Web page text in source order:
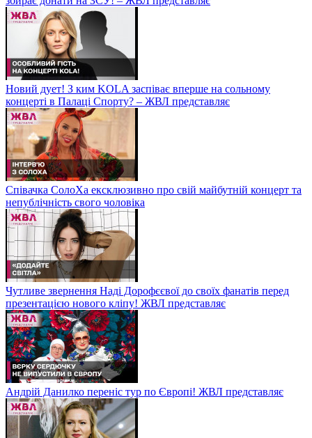
Новий дует! З ким KOLA заспіває вперше на сольному
концерті в Палаці Спорту? – ЖВЛ представляє
Співачка СолоХа ексклюзивно про свій майбутній концерт та
непублічність свого чоловіка
Чутливе звернення Наді Дорофєєвої до своїх фанатів перед
презентацією нового кліпу! ЖВЛ представляє
Андрій Данилко переніс тур по Європі! ЖВЛ представляє